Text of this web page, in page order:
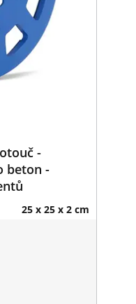
-
beton -
25 x 25 x 2 cm